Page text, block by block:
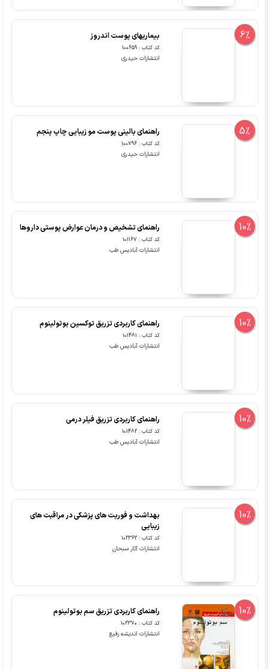
6% بیماریهای پوست اندروز
کد کتاب : 100659
انتشارات حیدری
5% راهنمای بالینی پوست مو زیبایی چاپ پنجم
کد کتاب : 100796
انتشارات حیدری
10% راهنمای تشخیص و درمان عوارض پوستی داروها
کد کتاب : 101167
انتشارات آبادیس طب
10% راهنمای کاربردی تزریق توکسین بوتولینوم
کد کتاب : 101481
انتشارات آبادیس طب
10% راهنمای کاربردی تزریق فیلر درمی
کد کتاب : 101482
انتشارات آبادیس طب
10%
بهداشت و فوریت های پزشکی در مراقبت های
زیبایی
کد کتاب : 102362
انتشارات آثار سبحان
10% راهنمای کاربردی تزریق سم بوتولینوم
کد کتاب : 102370
انتشارات اندیشه رفیع